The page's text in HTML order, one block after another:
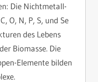
Die Nichtmetall-
O, N, P, S, und Se
des Lebens
Biomasse. Die
Elemente bilden